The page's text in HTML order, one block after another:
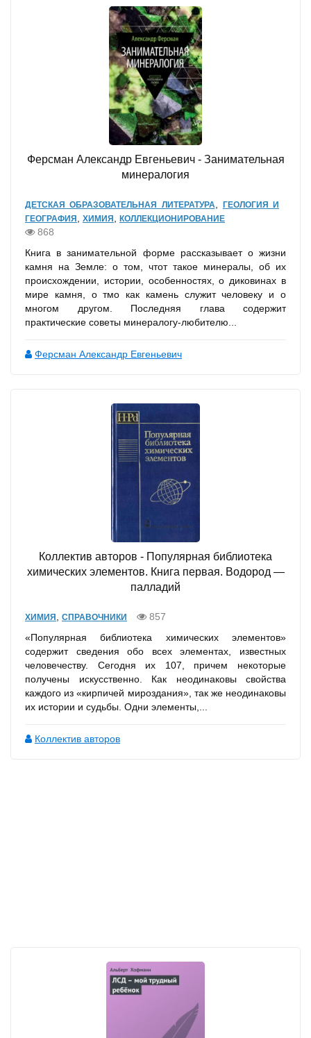
Ферсман Александр Евгеньевич - Занимательная
минералогия
ДЕТСКАЯ ОБРАЗОВАТЕЛЬНАЯ ЛИТЕРАТУРА
ГЕОЛОГИЯ И
ГЕОГРАФИЯ
ХИМИЯ КОЛЛЕКЦИОНИРОВАНИЕ
868
Книга в занимательной форме рассказывает о жизни
камня на Земле: о том, чтот такое минералы, об их
происхождении, истории, особенностях, о диковинах в
мире камня, о тмо как камень служит человеку и о
многом другом. Последняя глава содержит
практические советы минералогу-любителю...
Ферсман Александр Евгеньевич
Коллектив авторов - Популярная библиотека
химических элементов. Книга первая. Водород —
палладий
ХИМИЯ СПРАВОЧНИКИ
857
«Популярная библиотека химических элементов»
содержит сведения обо всех элементах, известных
человечеству. Сегодня их 107, причем некоторые
получены искусственно. Как неодинаковы свойства
каждого из «кирпичей мироздания», так же неодинаковы
их истории и судьбы. Одни элементы,...
Коллектив авторов